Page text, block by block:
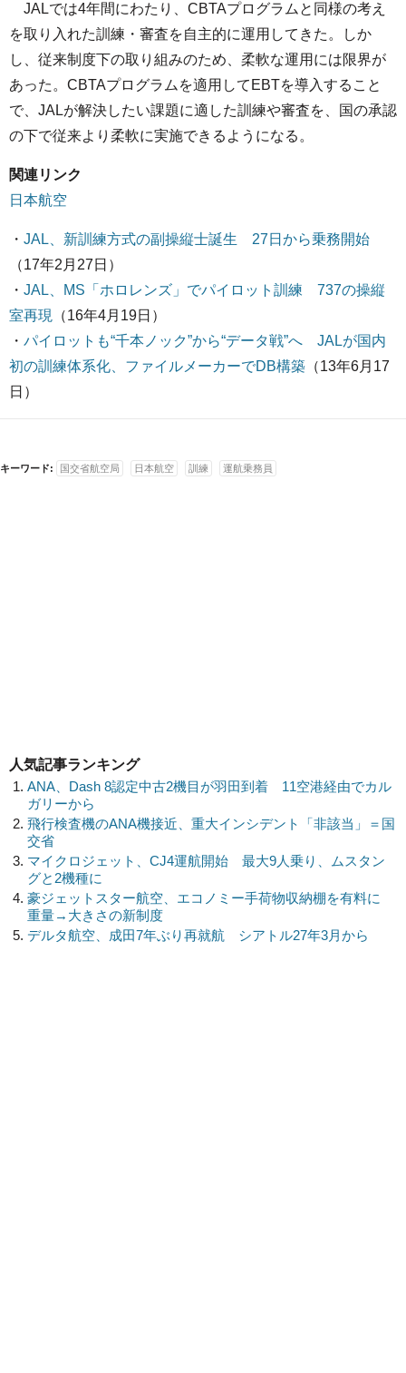
JALでは4年間にわたり、CBTAプログラムと同様の考え
を取り入れた訓練・審査を自主的に運用してきた。しか
し、従来制度下の取り組みのため、柔軟な運用には限界が
あった。CBTAプログラムを適用してEBTを導入すること
で、JALが解決したい課題に適した訓練や審査を、国の承認
の下で従来より柔軟に実施できるようになる。
関連リンク
日本航空
・ JAL、新訓練方式の副操縦士誕生 27日から乗務開始
（17年2月27日）
・ JAL、MS「ホロレンズ」でパイロット訓練 737の操縦
室再現
（16年4月19日）
・ パイロットも“千本ノック”から“データ戦”へ JALが国内
初の訓練体系化、ファイルメーカーでDB構築 （13年6月17
日）
キーワード: 国交省航空局 日本航空 訓練 運航乗務員
人気記事ランキング
ANA、Dash 8認定中古2機目が羽田到着 11空港経由でカル
ガリーから
飛行検査機のANA機接近、重大インシデント「非該当」＝国
交省
マイクロジェット、CJ4運航開始 最大9人乗り、ムスタン
グと2機種に
豪ジェットスター航空、エコノミー手荷物収納棚を有料に
重量→大きさの新制度
デルタ航空、成田7年ぶり再就航 シアトル27年3月から